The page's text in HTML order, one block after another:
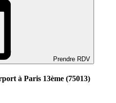
Prendre RDV
à Paris 13ème (75013)